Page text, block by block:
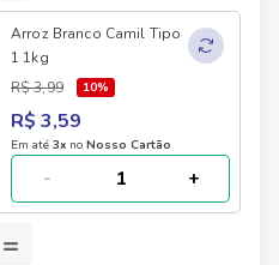
Arroz Branco Camil Tipo
1 1kg
R$ 3,99
10%
R$ 3,59
Em até 3x no Nosso Cartão
- +
=